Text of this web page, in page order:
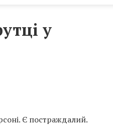
у
Є постраждалий.